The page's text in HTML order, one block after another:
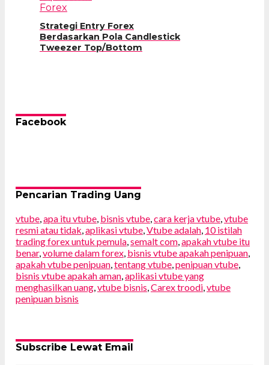
Forex
Strategi Entry Forex
Berdasarkan Pola Candlestick
Tweezer Top/Bottom
Facebook
Pencarian Trading Uang
vtube, apa itu vtube, bisnis vtube, cara kerja vtube, vtube
resmi atau tidak aplikasi vtube, Vtube adalah, 10 istilah
trading forex untuk pemula, semalt com, apakah vtube itu
benar, volume dalam forex, bisnis vtube apakah penipuan,
apakah vtube penipuan, tentang vtube, penipuan vtube,
bisnis vtube apakah aman, aplikasi vtube yang
menghasilkan uang, vtube bisnis Carex troodi, vtube
penipuan bisnis
Subscribe Lewat Email